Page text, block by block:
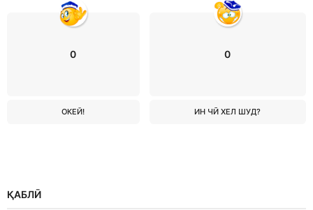
0
ОКЕЙ!
0
ИН ЧӢ ХЕЛ ШУД?
ҚАБЛӢ